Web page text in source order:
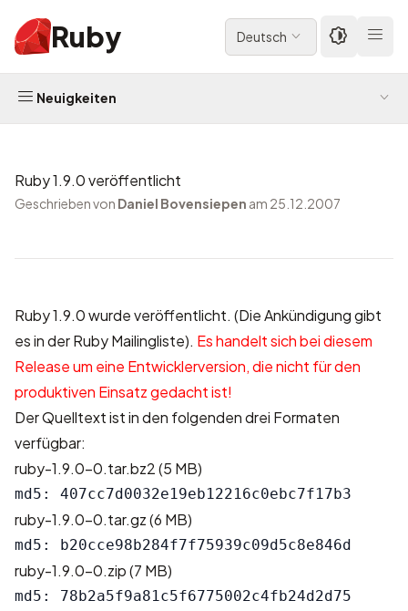
Ruby Deutsch
Neuigkeiten
Ruby 1.9.0 veröffentlicht
Geschrieben von Daniel Bovensiepen am 25.12.2007
Ruby 1.9.0 wurde veröffentlicht. (Die Ankündigung gibt
es in derRuby Mailingliste). Es handelt sich bei diesem
Release um eine Entwicklerversion, die nicht für den
produktiven Einsatz gedacht ist!
Der Quelltext ist in den folgenden drei Formaten
verfügbar:
ruby-1.9.0-0.tar.bz2(5 MB)
ruby-1.9.0-0.tar.gz(6 MB)
ruby-1.9.0-0.zip(7 MB)